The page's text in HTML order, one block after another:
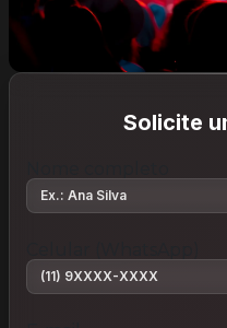
Solicite